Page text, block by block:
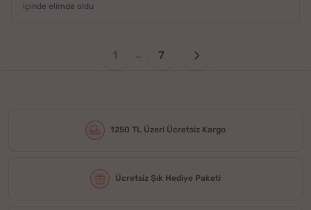
içinde elimde oldu
1 ... 7
1250 TL Üzeri Ücretsiz Kargo
Ücretsiz Şık Hediye Paketi